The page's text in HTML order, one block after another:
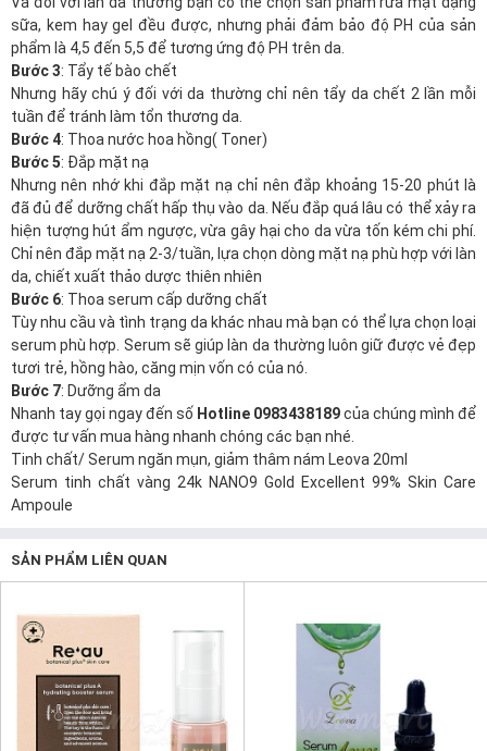
sữa, kem hay gel đều được, nhưng phải đảm bảo độ PH của sản
phẩm là 4,5 đến 5,5 để tương ứng độ PH trên da.
Bước 3: Tẩy tế bào chết
Nhưng hãy chú ý đối với da thường chỉ nên tẩy da chết 2 lần mỗi
tuần để tránh làm tổn thương da.
Bước 4: Thoa nước hoa hồng( Toner)
Bước 5: Đắp mặt nạ
Nhưng nên nhớ khi đắp mặt nạ chỉ nên đắp khoảng 15-20 phút là
đã đủ để dưỡng chất hấp thụ vào da. Nếu đắp quá lâu có thể xảy ra
hiện tượng hút ẩm ngược, vừa gây hại cho da vừa tốn kém chi phí.
Chỉ nên đắp mặt nạ 2-3/tuần, lựa chọn dòng mặt nạ phù hợp với làn
da, chiết xuất thảo dược thiên nhiên
Bước 6: Thoa serum cấp dưỡng chất
Tùy nhu cầu và tình trạng da khác nhau mà bạn có thể lựa chọn loại
serum phù hợp. Serum sẽ giúp làn da thường luôn giữ được vẻ đẹp
tươi trẻ, hồng hào, căng mịn vốn có của nó.
Bước 7: Dưỡng ẩm da
Nhanh tay gọi ngay đến số Hotline 0983438189của chúng mình để
được tư vấn mua hàng nhanh chóng các bạn nhé.
Tinh chất/ Serum ngăn mụn, giảm thâm nám Leova 20ml
Serum tinh chất vàng 24k NANO9 Gold Excellent 99% Skin Care
Ampoule
SẢN PHẨM LIÊN QUAN